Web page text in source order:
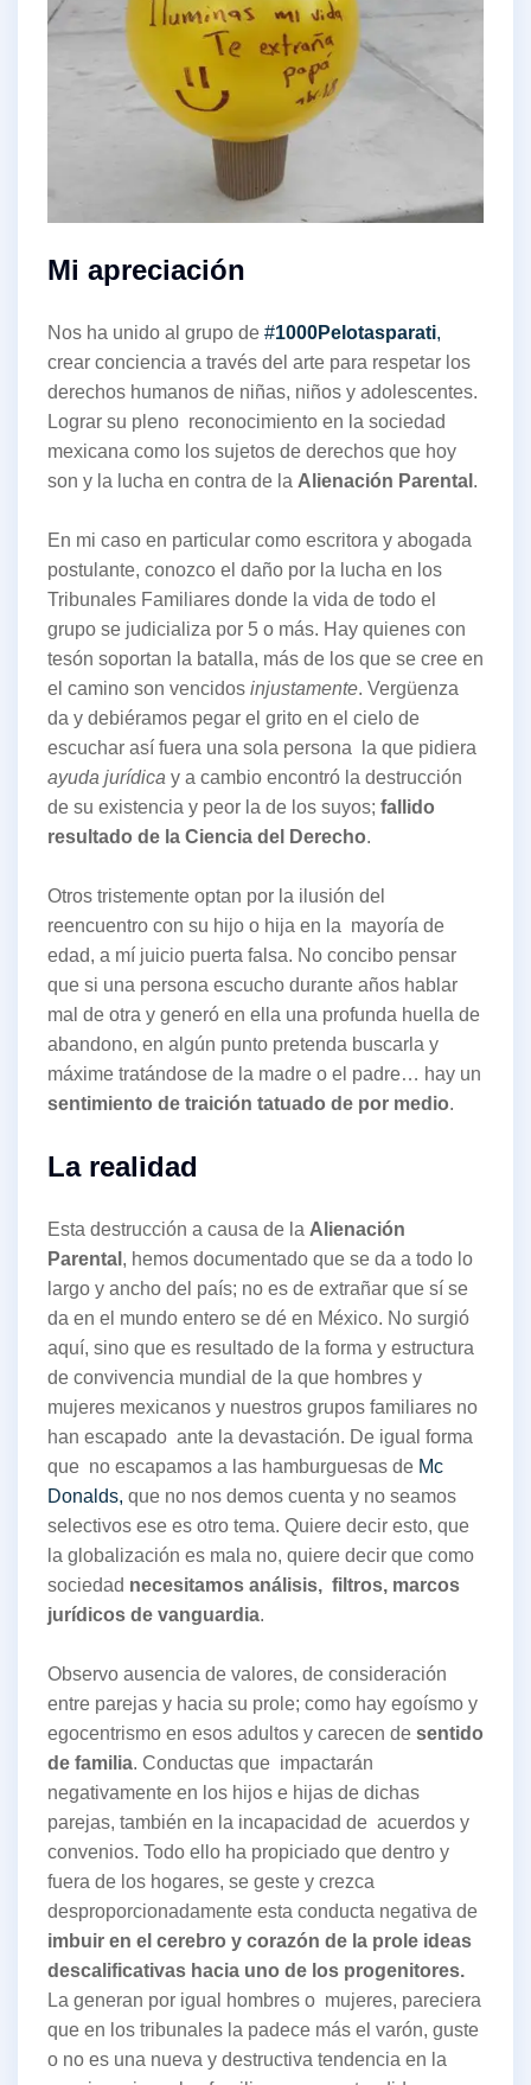
Mi apreciación
Nos ha unido al grupo de #1000Pelotasparati,
crear conciencia a través del arte para respetar los
derechos humanos de niñas, niños y adolescentes.
Lograr su pleno reconocimiento en la sociedad
mexicana como los sujetos de derechos que hoy
son y la lucha en contra de la Alienación Parental .
En mi caso en particular como escritora y abogada
postulante, conozco el daño por la lucha en los
Tribunales Familiares donde la vida de todo el
grupo se judicializa por 5 o más. Hay quienes con
tesón soportan la batalla, más de los que se cree en
el camino son vencidos injustamente. Vergüenza
da y debiéramos pegar el grito en el cielo de
escuchar así fuera una sola persona la que pidiera
ayuda jurídica y a cambio encontró la destrucción
de su existencia y peor la de los suyos; fallido
resultado de la Ciencia del Derecho.
Otros tristemente optan por la ilusión del
reencuentro con su hijo o hija en la mayoría de
edad, a mí juicio puerta falsa. No concibo pensar
que si una persona escucho durante años hablar
mal de otra y generó en ella una profunda huella de
abandono, en algún punto pretenda buscarla y
máxime tratándose de la madre o el padre… hay un
sentimiento de traición tatuado de por medio.
La realidad
Esta destrucción a causa de la Alienación
Parental , hemos documentado que se da a todo lo
largo y ancho del país; no es de extrañar que sí se
da en el mundo entero se dé en México. No surgió
aquí, sino que es resultado de la forma y estructura
de convivencia mundial de la que hombres y
mujeres mexicanos y nuestros grupos familiares no
han escapado ante la devastación. De igual forma
que no escapamos a las hamburguesas de Mc
Donalds, que no nos demos cuenta y no seamos
selectivos ese es otro tema. Quiere decir esto, que
la globalización es mala no, quiere decir que como
sociedad necesitamos análisis, filtros, marcos
jurídicos de vanguardia.
Observo ausencia de valores, de consideración
entre parejas y hacia su prole; como hay egoísmo y
egocentrismo en esos adultos y carecen de sentido
de familia. Conductas que impactarán
negativamente en los hijos e hijas de dichas
parejas, también en la incapacidad de acuerdos y
convenios. Todo ello ha propiciado que dentro y
fuera de los hogares, se geste y crezca
desproporcionadamente esta conducta negativa de
imbuir en el cerebro y corazón de la prole ideas
descalificativas hacia uno de los progenitores.
La generan por igual hombres o mujeres, pareciera
que en los tribunales la padece más el varón, guste
o no es una nueva y destructiva tendencia en la